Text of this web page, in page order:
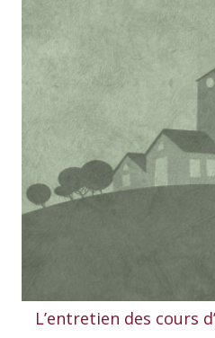
L’entretien des cours